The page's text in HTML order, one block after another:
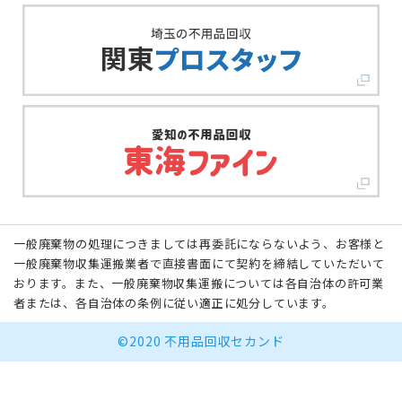
一般廃棄物の処理につきましては再委託にならないよう、お客様と
一般廃棄物収集運搬業者で直接書面にて契約を締結していただいて
おります。また、一般廃棄物収集運搬については各自治体の許可業
者または、各自治体の条例に従い適正に処分しています。
©2020 不用品回収セカンド